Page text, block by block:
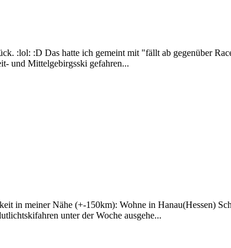
:lol: :D Das hatte ich gemeint mit "fällt ab gegenüber
und Mittelgebirgsski gefahren...
in meiner Nähe (+-150km): Wohne in Hanau(Hessen)
unter der Woche ausgehe...